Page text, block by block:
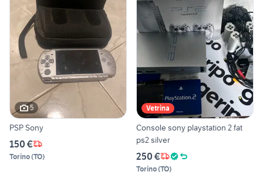
5
PSP Sony
150 €
Torino(TO)
Vetrina
Console sony playstation 2 fat
ps2 silver
250 €
Torino(TO)